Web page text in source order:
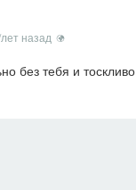
назад
без тебя и тоскливо